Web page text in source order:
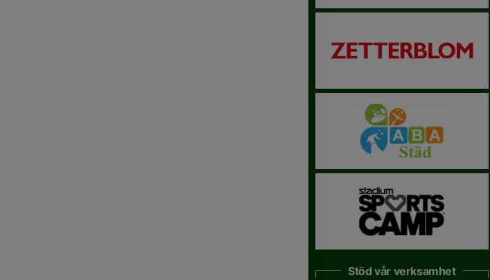
Stöd vår verksamhet